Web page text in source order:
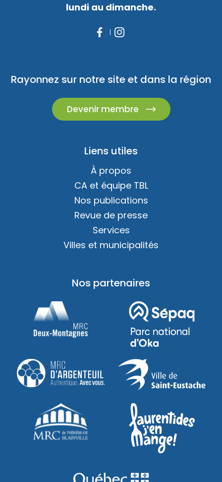
lundi au dimanche.
Rayonnez sur notre site et dans la région
Devenir membre
Liens utiles
À propos
CA et équipe TBL
Nos publications
Revue de presse
Services
Villes et municipalités
Nos partenaires